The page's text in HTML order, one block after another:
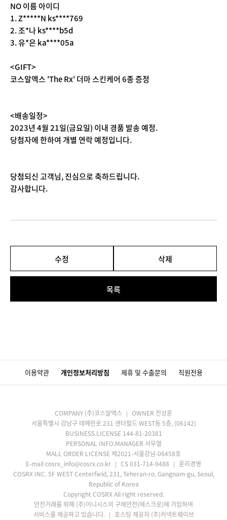
NO 이름 아이디
1. Z*****N ks****769
2. 조*나 ks****b5d
3. 유*은 ka****05a
<GIFT>
코스알엑스 'The Rx' 더마 스킨케어 6종 증정
<배송일정>
2023년 4월 21일(금요일) 이내 경품 발송 예정.
당첨자에 한하여 개별 연락 예정입니다.
당첨되신 고객님, 진심으로 축하드립니다.
감사합니다.
수정 삭제
목록
이용약관 개인정보처리방침 제휴 및 수출문의 직원전용
COMPANY (주)코스알엑스
OWNER 전상훈
서울특별시 강남구 테헤란로 231 센터필드 WEST동 5층, (06142)
BUSINESS LICENSE 144-81-20381
PERSONAL INFO.MANAGER 서무열
MALL ORDER LICENSE 제2021-서울강남-06458호
E-mail cosrx_info@cosrx.co.kr
CS 031-714-9488
윤리경영
COSRX INC. 5F WEST Centerfield, 231, Teheran-ro, Gangnam-gu, Seoul,
Republic of Korea
Copyright COSRX All right reserved.
안전거래를 위해 (주)이니시스의 구매안전(에스크로)에 가입하여
서비스를 제공하고 있습니다.
호스팅 제공자 (주)커넥트웨이브